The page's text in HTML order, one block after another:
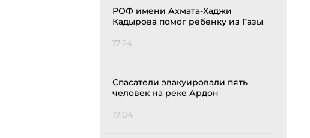
РОФ имени Ахмата-Хаджи
Кадырова помог ребенку из Газы
17:24
Спасатели эвакуировали пять
человек на реке Ардон
17:04